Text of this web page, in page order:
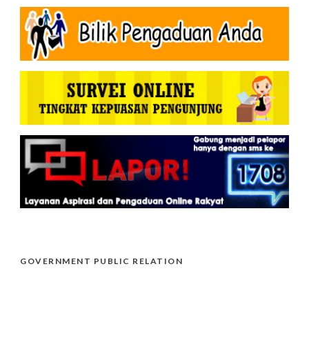
GOVERNMENT PUBLIC RELATION